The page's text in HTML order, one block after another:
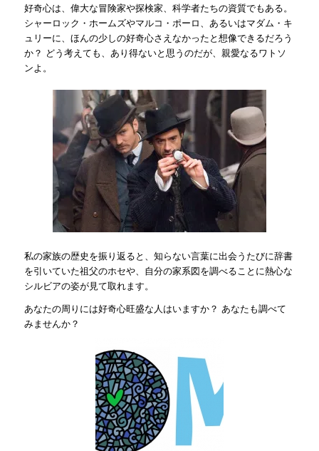
好奇心は、偉大な冒険家や探検家、科学者たちの資質でもある。
シャーロック・ホームズやマルコ・ポーロ、あるいはマダム・キ
ュリーに、ほんの少しの好奇心さえなかったと想像できるだろう
か？ どう考えても、あり得ないと思うのだが、親愛なるワトソ
ンよ。
私の家族の歴史を振り返ると、知らない言葉に出会うたびに辞書
を引いていた祖父のホセや、自分の家系図を調べることに熱心な
シルビアの姿が見て取れます。
あなたの周りには好奇心旺盛な人はいますか？ あなたも調べて
みませんか？